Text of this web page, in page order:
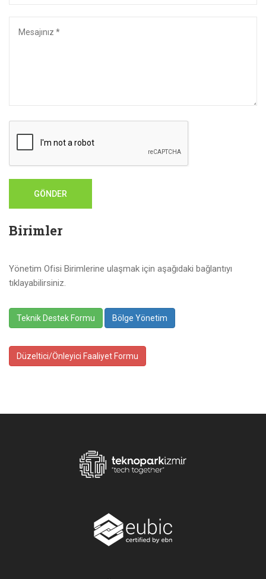
GÖNDER
Birimler
Yönetim Ofisi Birimlerine ulaşmak için aşağıdaki bağlantıyı
tıklayabilirsiniz.
Teknik Destek Formu Bölge Yönetim
Düzeltici/Önleyici Faaliyet Formu